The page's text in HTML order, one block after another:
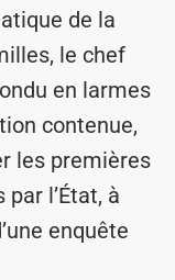
de la
le chef
en larmes
contenue,
les premières
l’État, à
enquête